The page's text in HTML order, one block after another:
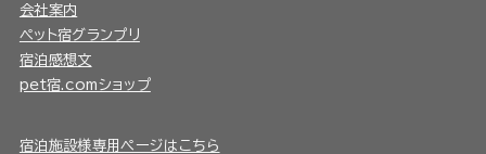
会社案内
ペット宿グランプリ
宿泊感想文
pet宿.comショップ
宿泊施設様専用ページはこちら